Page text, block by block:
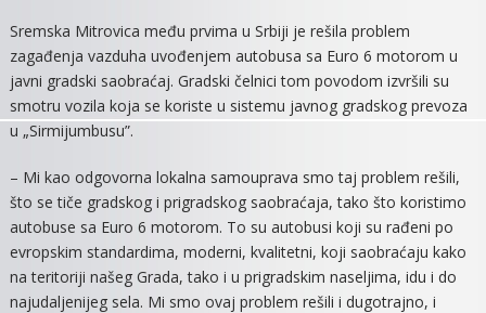
EURO
6
I
Sremska Mitrovica među prvima u Srbiji je rešila problem
zagađenja vazduha uvođenjem autobusa sa Euro 6 motorom u
javni gradski saobraćaj. Gradski čelnici tom povodom izvršili su
smotru vozila koja se koriste u sistemu javnog gradskog prevoza
u „Sirmijumbusu”.
– Mi kao odgovorna lokalna samouprava smo taj problem rešili,
što se tiče gradskog i prigradskog saobraćaja, tako što koristimo
autobuse sa Euro 6 motorom. To su autobusi koji su rađeni po
evropskim standardima, moderni, kvalitetni, koji saobraćaju kako
na teritoriji našeg Grada, tako i u prigradskim naseljima, idu i do
najudaljenijeg sela. Mi smo ovaj problem rešili i dugotrajno, i